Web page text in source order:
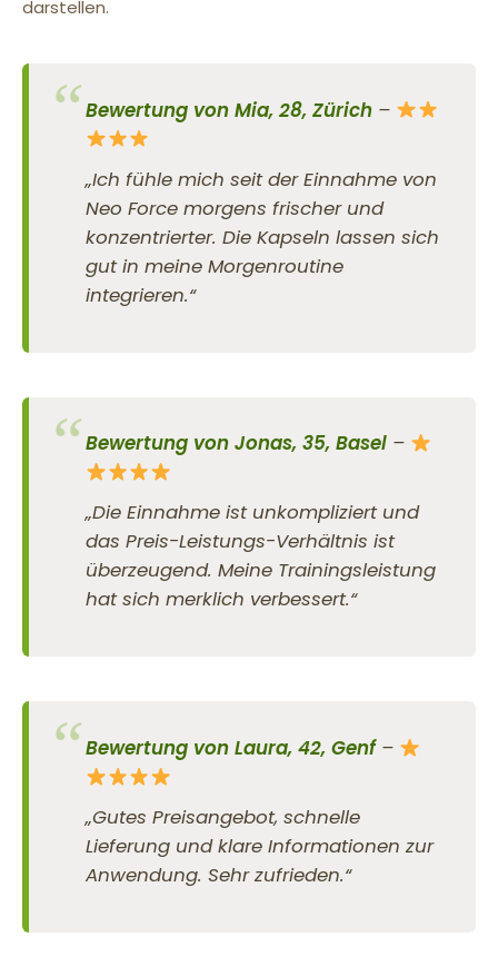
darstellen.
Bewertung von Mia, 28, Zürich –
„Ich fühle mich seit der Einnahme von
Neo Force morgens frischer und
konzentrierter. Die Kapseln lassen sich
gut in meine Morgenroutine
integrieren.“
Bewertung von Jonas, 35, Basel –
„Die Einnahme ist unkompliziert und
das Preis-Leistungs-Verhältnis ist
überzeugend. Meine Trainingsleistung
hat sich merklich verbessert.“
Bewertung von Laura, 42, Genf–
„Gutes Preisangebot, schnelle
Lieferung und klare Informationen zur
Anwendung. Sehr zufrieden.“